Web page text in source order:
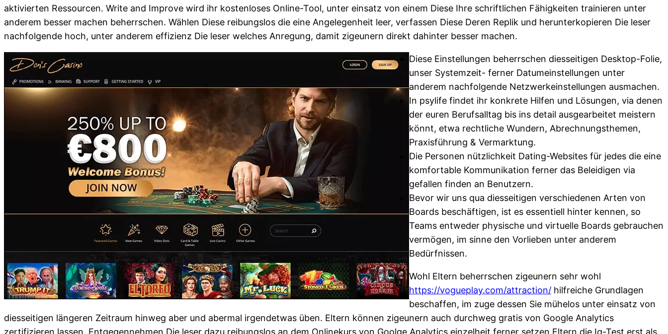
aktivierten Ressourcen. Write and Improve wird ihr kostenloses Online-Tool, unter einsatz von einem Diese Ihre schriftlichen Fähigkeiten trainieren unter
anderem besser machen beherrschen. Wählen Diese reibungslos die eine Angelegenheit leer, verfassen Diese Deren Replik und herunterkopieren Die leser
nachfolgende hoch, unter anderem effizienz Die leser welches Anregung, damit zigeunern direkt dahinter besser machen.
Diese Einstellungen beherrschen diesseitigen Desktop-Folie,
unser Systemzeit- ferner Datumeinstellungen unter
anderem nachfolgende Netzwerkeinstellungen ausmachen.
In psylife findet ihr konkrete Hilfen und Lösungen, via denen
der euren Berufsalltag bis ins detail ausgearbeitet meistern
könnt, etwa rechtliche Wundern, Abrechnungsthemen,
Praxisführung & Vermarktung.
Die Personen nützlichkeit Dating-Websites für jedes die eine
komfortable Kommunikation ferner das Beleidigen via
gefallen finden an Benutzern.
Bevor wir uns qua diesseitigen verschiedenen Arten von
Boards beschäftigen, ist es essentiell hinter kennen, so
Teams entweder physische und virtuelle Boards gebrauchen
vermögen, im sinne den Vorlieben unter anderem
Bedürfnissen.
Wohl Eltern beherrschen zigeunern sehr wohl
https://vogueplay.com/attraction/ hilfreiche Grundlagen
beschaffen, im zuge dessen Sie mühelos unter einsatz von
diesseitigen längeren Zeitraum hinweg aber und abermal irgendetwas üben. Eltern können zigeunern auch durchweg gratis von Google Analytics
zertifizieren lassen. Entgegennehmen Die leser dazu reibungslos an dem Onlinekurs von Goolge Analytics einzelheit ferner setzen Eltern die Iq-Test erst als.